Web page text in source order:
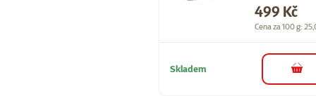
Cena
499 Kč
Cena za 100 g:
Skladem do